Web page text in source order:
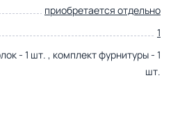
приобретается отдельно
1
- 1 шт. , комплект фурнитуры - 1
шт.